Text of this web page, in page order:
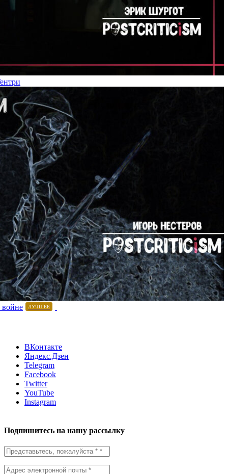
ЛУЧШЕЕ
ВКонтакте
Яндекс.Дзен
Telegram
Facebook
Twitter
YouTube
Instagram
Подпишитесь на нашу рассылку